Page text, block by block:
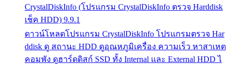
CrystalDiskInfo (โปรแกรม CrystalDiskInfo ตรวจ Harddisk
เช็ค HDD) 9.9.1
ดาวน์โหลดโปรแกรม CrystalDiskInfo โปรแกรมตรวจ Har
ddisk ดู สถานะ HDD ดูอุณหภูมิเครื่อง ความเร็ว หาสาเหต
คอมพัง ดูฮาร์ดดิสก์ SSD ทั้ง Internal และ External HDD ไ